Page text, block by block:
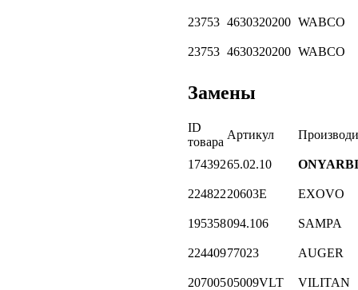
23753 4630320200 WABCO
23753 4630320200 WABCO
Замены
ID
товара
Артикул
17439265.02.10 ONYARBI
22482220603E EXOVO
195358094.106 SAMPA
22440977023 AUGER
20700505009VLT VILITAN